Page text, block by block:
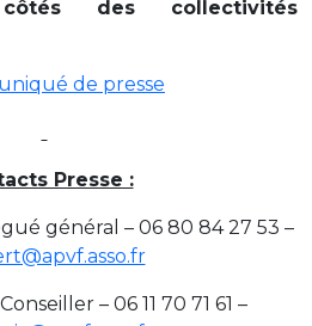
des collectivités
de presse
Presse :
général – 06 80 84 27 53 –
– 06 11 70 71 61 –